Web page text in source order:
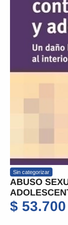
Sin categorizar
ABUSO
$ 53.700